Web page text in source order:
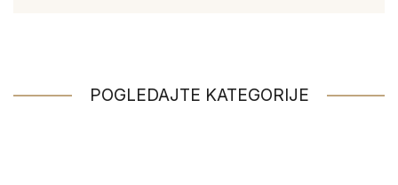
POGLEDAJTE KATEGORIJE